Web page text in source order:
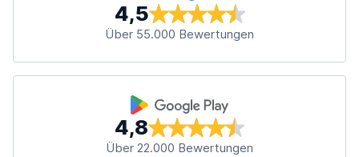
4,5
Über 55.000 Bewertungen
4,8
Über 22.000 Bewertungen